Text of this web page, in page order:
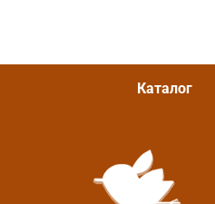
Каталог